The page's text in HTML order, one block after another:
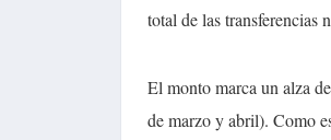
total de las transferencias
El monto marca un alza
de marzo y abril). Como